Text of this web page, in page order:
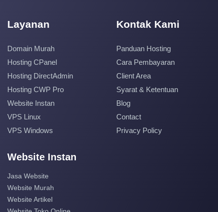
Layanan
Domain Murah
Hosting CPanel
Hosting DirectAdmin
Hosting CWP Pro
Website Instan
VPS Linux
VPS Windows
Kontak Kami
Panduan Hosting
Cara Pembayaran
Client Area
Syarat & Ketentuan
Blog
Contact
Privacy Policy
Website Instan
Jasa Website
Website Murah
Website Artikel